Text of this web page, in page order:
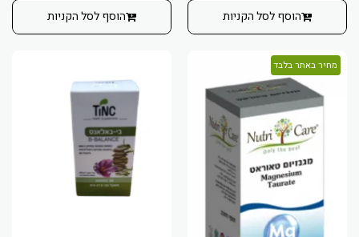
הוסף לסל הקניות הוסף לסל הקניות
מחיר באתר בלבד